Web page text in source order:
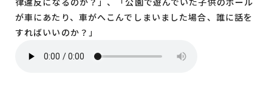
が車にあたり、車がへこんでしまいました場合、誰に話を
すればいいのか？」